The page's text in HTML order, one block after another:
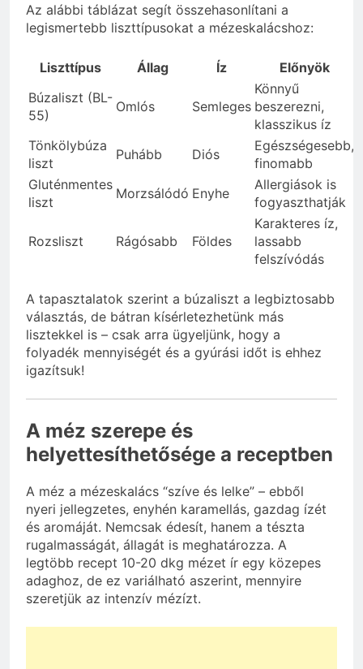
Az alábbi táblázat segít összehasonlítani a
legismertebb liszttípusokat a mézeskalácshoz:
Liszttípus Állag Íz
Előnyök
Búzaliszt (BL-
55)
Omlós Semleges
Könnyű
beszerezni,
klasszikus íz
Tönkölybúza
liszt
Puhább Diós
Egészségesebb,
finomabb
Gluténmentes
liszt
Morzsálódó Enyhe
Allergiások is
fogyaszthatják
Rozsliszt Rágósabb Földes
Karakteres íz,
lassabb
felszívódás
A tapasztalatok szerint a búzaliszt a legbiztosabb
választás, de bátran kísérletezhetünk más
lisztekkel is – csak arra ügyeljünk, hogy a
folyadék mennyiségét és a gyúrási időt is ehhez
igazítsuk!
A méz szerepe és
helyettesíthetősége a receptben
A méz a mézeskalács “szíve és lelke” – ebből
nyeri jellegzetes, enyhén karamellás, gazdag ízét
és aromáját. Nemcsak édesít, hanem a tészta
rugalmasságát, állagát is meghatározza. A
legtöbb recept 10-20 dkg mézet ír egy közepes
adaghoz, de ez variálható aszerint, mennyire
szeretjük az intenzív mézízt.